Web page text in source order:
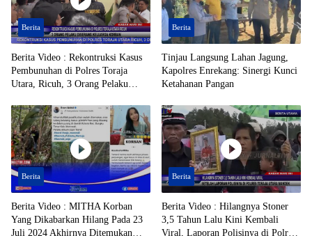
Berita
Berita Video : Rekontruksi Kasus
Pembunuhan di Polres Toraja
Utara, Ricuh, 3 Orang Pelaku
Berita
Tinjau Langsung Lahan Jagung,
Kapolres Enrekang: Sinergi Kunci
Ketahanan Pangan
Berita
Berita Video : MITHA Korban
Yang Dikabarkan Hilang Pada 23
Juli 2024 Akhirnya Ditemukan
Berita
Berita Video : Hilangnya Stoner
3,5 Tahun Lalu Kini Kembali
Viral, Laporan Polisinya di Polres